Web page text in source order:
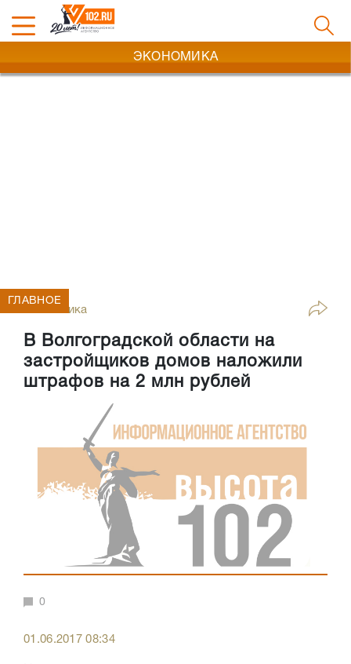
ЭКОНОМИКА
Экономика
В Волгоградской области на
застройщиков домов наложили
штрафов на 2 млн рублей
ГЛАВНОЕ
0
01.06.2017 08:34